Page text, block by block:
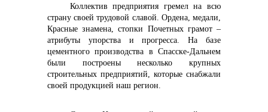
Коллектив предприятия гремел на всю
страну своей трудовой славой. Ордена, медали,
Красные знамена, стопки Почетных грамот –
атрибуты упорства и прогресса. На базе
цементного производства в Спасске-Дальнем
были построены несколько крупных
строительных предприятий, которые снабжали
своей продукцией наш регион.